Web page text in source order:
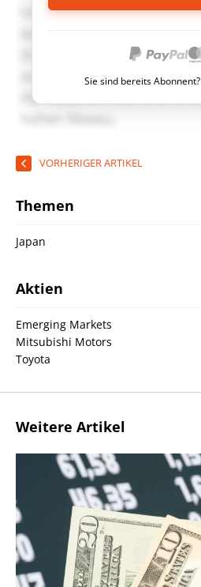
Sie sind bereits Abonnent?
VORHERIGER ARTIKEL
Themen
Japan
Aktien
Emerging Markets
Mitsubishi Motors
Toyota
Weitere Artikel